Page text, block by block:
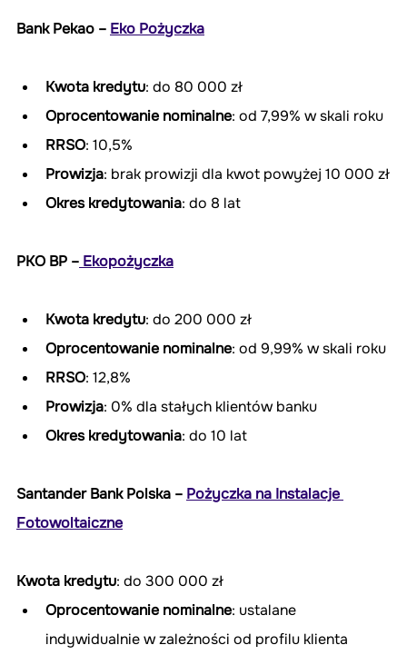
Bank Pekao – Eko Pożyczka
Kwota kredytu: do 80 000 zł
Oprocentowanie nominalne: od 7,99% w skali roku
RRSO: 10,5%
Prowizja: brak prowizji dla kwot powyżej 10 000 zł
Okres kredytowania: do 8 lat
PKO BP – Ekopożyczka
Kwota kredytu: do 200 000 zł
Oprocentowanie nominalne: od 9,99% w skali roku
RRSO: 12,8%
Prowizja: 0% dla stałych klientów banku
Okres kredytowania: do 10 lat
Santander Bank Polska – Pożyczka na Instalacje
Fotowoltaiczne
Kwota kredytu: do 300 000 zł
Oprocentowanie nominalne: ustalane
indywidualnie w zależności od profilu klienta